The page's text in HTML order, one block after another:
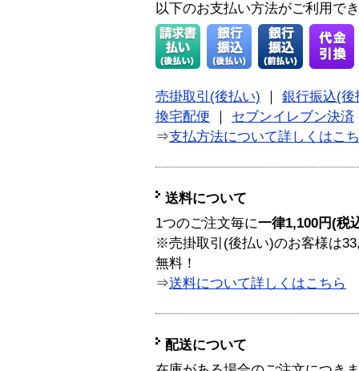
以下のお支払い方法がご利用で
売掛取引(後払い)
銀行振込(後
換宅配便
セブンイレブン決済
⇒支払方法について詳しくはこ
送料について
1つのご注文毎に一律1,100円(税
※売掛取引(後払い)のお客様は
無料！
⇒送料について詳しくはこちら
配送について